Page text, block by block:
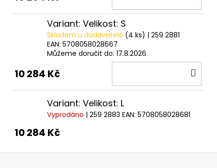
Variant: Velikost: S
Skladem u dodavatele (4 ks) | 259 2881
EAN: 5708058028667
Můžeme doručit do: 17.8.2026
10 284 Kč
Variant: Velikost: L
Vyprodáno | 259 2883 EAN: 5708058028681
10 284 Kč